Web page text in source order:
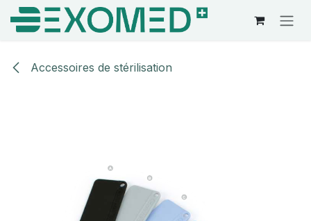
Se rendre au contenu
Accessoires de stérilisation